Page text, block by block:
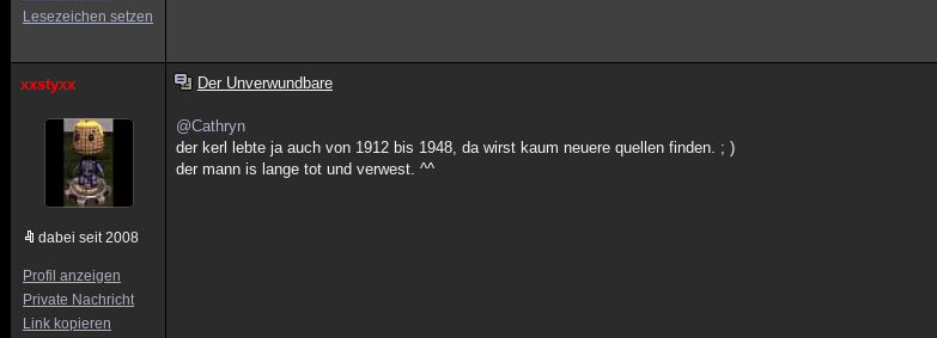
Lesezeichen setzen
xxstyxx
dabei seit 2008
Profil anzeigen
Private Nachricht
Link kopieren
Der Unverwundbare
@Cathryn
der kerl lebte ja auch von 1912 bis 1948, da wirst kaum neuere quellen finden. ; )
der mann is lange tot und verwest. ^^